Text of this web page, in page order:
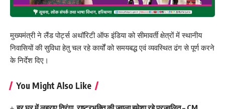
मुख्यमंत्री ने लैंड पोर्ट्स अथॉरिटी ऑफ इंडिया को सीमावर्ती क्षेत्रों में स्थानीय
निवासियों की सुविधा हेतु चल रहे कार्यों को समयबद्ध एवं व्यवस्थित ढंग से पूर्ण करने
के निर्देश दिए।
You Might Also Like